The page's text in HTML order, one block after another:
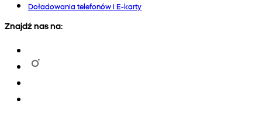
Doładowania telefonów i E-karty
Znajdź nas na: